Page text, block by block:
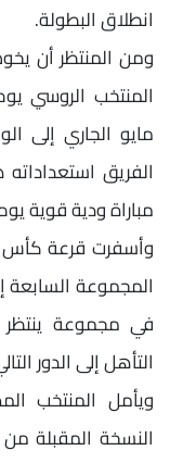
انطلاق البطولة.
ومن المنتظر أن
مايو الجاري إلى
الفريق
مباراة ودية قوية يوم 6 يونيو
المجموعة السابعة
في مجموعة
التأهل إلى الدور
ويأمل المنتخب
النسخة المقبلة